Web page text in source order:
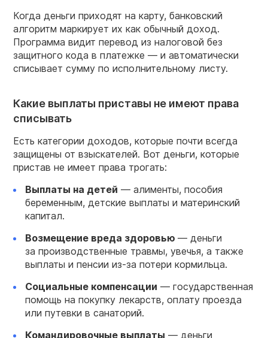
Когда деньги приходят на карту, банковский
алгоритм маркирует их как обычный доход.
Программа видит перевод из налоговой без
защитного кода в платежке — и автоматически
списывает сумму по исполнительному листу.
Какие выплаты приставы не имеют права
списывать
Есть категории доходов, которые почти всегда
защищены от взыскателей. Вот деньги, которые
пристав не имеет права трогать:
Выплаты на детей — алименты, пособия
беременным, детские выплаты и материнский
капитал.
Возмещение вреда здоровью — деньги
за производственные травмы, увечья, а также
выплаты и пенсии из-за потери кормильца.
Социальные компенсации — государственная
помощь на покупку лекарств, оплату проезда
или путевки в санаторий.
Командировочные выплаты — деньги